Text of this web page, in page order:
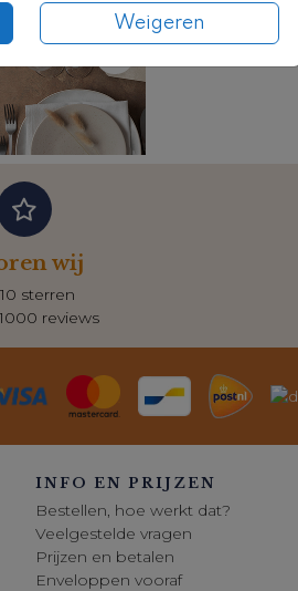
Weigeren
wij
sterren
reviews
INFO EN PRIJZEN
Bestellen, hoe werkt dat?
Veelgestelde vragen
Prijzen en betalen
Enveloppen vooraf